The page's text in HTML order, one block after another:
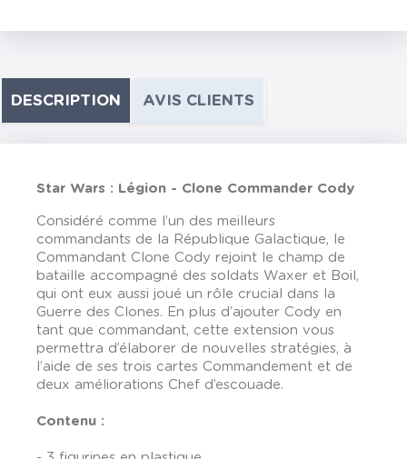
DESCRIPTION AVIS CLIENTS
Star Wars : Légion - Clone Commander Cody
Considéré comme l’un des meilleurs
commandants de la République Galactique, le
Commandant Clone Cody rejoint le champ de
bataille accompagné des soldats Waxer et Boil,
qui ont eux aussi joué un rôle crucial dans la
Guerre des Clones. En plus d’ajouter Cody en
tant que commandant, cette extension vous
permettra d’élaborer de nouvelles stratégies, à
l’aide de ses trois cartes Commandement et de
deux améliorations Chef d’escouade.
Contenu :